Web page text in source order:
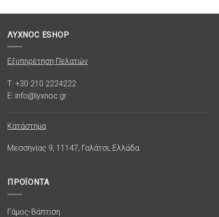
ΛΥΧΝΟC ESHOP
Εξυπηρέτηση Πελατών
T: +30 210 2224222
E: info@lyxnoc.gr
Κατάστημα
Μεσσηνίας 9, 11147, Γαλάτσι, Ελλάδα
ΠΡΟΪΟΝΤΑ
Γάμος-Βάπτιση